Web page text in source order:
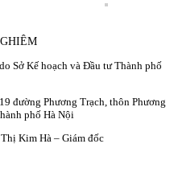
Sở Kế hoạch và Đầu tư Thành phố
đường Phương Trạch, thôn Phương
phố Hà Nội
Kim Hà – Giám đốc